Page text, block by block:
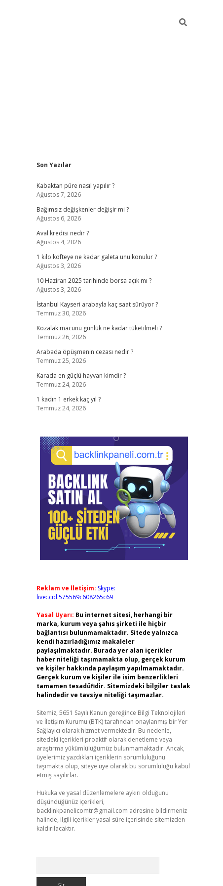
Sidebar
Son Yazılar
Kabaktan püre nasıl yapılır ?
Ağustos 7, 2026
Bağımsız değişkenler değişir mi ?
Ağustos 6, 2026
Aval kredisi nedir ?
Ağustos 4, 2026
1 kilo köfteye ne kadar galeta unu konulur ?
Ağustos 3, 2026
10 Haziran 2025 tarihinde borsa açık mı ?
Ağustos 3, 2026
İstanbul Kayseri arabayla kaç saat sürüyor ?
Temmuz 30, 2026
Kozalak macunu günlük ne kadar tüketilmeli ?
Temmuz 26, 2026
Arabada öpüşmenin cezası nedir ?
Temmuz 25, 2026
Karada en güçlü hayvan kimdir ?
Temmuz 24, 2026
1 kadın 1 erkek kaç yıl ?
Temmuz 24, 2026
Reklam ve İletişim: Skype:
live:.cid.575569c608265c69
Yasal Uyarı: Bu internet sitesi, herhangi bir
marka, kurum veya şahıs şirketi ile hiçbir
bağlantısı bulunmamaktadır. Sitede yalnızca
kendi hazırladığımız makaleler
paylaşılmaktadır. Burada yer alan içerikler
haber niteliği taşımamakta olup, gerçek kurum
ve kişiler hakkında paylaşım yapılmamaktadır.
Gerçek kurum ve kişiler ile isim benzerlikleri
tamamen tesadüfidir. Sitemizdeki bilgiler taslak
halindedir ve tavsiye niteliği taşımazlar.
Sitemiz, 5651 Sayılı Kanun gereğince Bilgi Teknolojileri
ve İletişim Kurumu (BTK) tarafından onaylanmış bir Yer
Sağlayıcı olarak hizmet vermektedir. Bu nedenle,
sitedeki içerikleri proaktif olarak denetleme veya
araştırma yükümlülüğümüz bulunmamaktadır. Ancak,
üyelerimiz yazdıkları içeriklerin sorumluluğunu
taşımakta olup, siteye üye olarak bu sorumluluğu kabul
etmiş sayılırlar.
Hukuka ve yasal düzenlemelere aykırı olduğunu
düşündüğünüz içerikleri,
backlinkpanelicomtr@gmail.com adresine bildirmeniz
halinde, ilgili içerikler yasal süre içerisinde sitemizden
kaldırılacaktır.